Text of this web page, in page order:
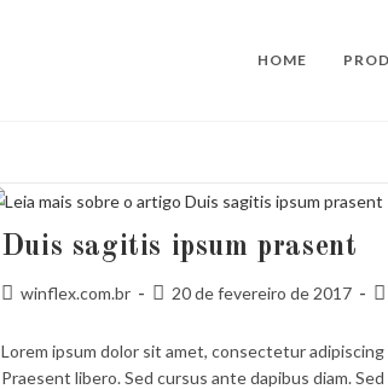
HOME
Duis sagitis ipsum prasent
Autor
post:
winflex.com.br
Post20 de fevereiro de 2017
Lorem ipsum dolor sit amet, consectetur
Praesent libero. Sed cursus ante dapibus diam.